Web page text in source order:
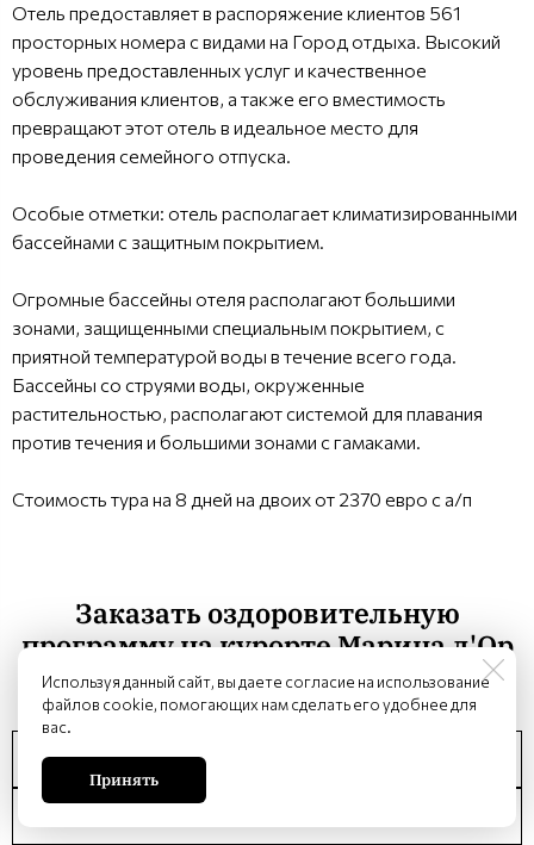
Отель предоставляет в распоряжение клиентов 561
просторных номера с видами на Город отдыха. Высокий
уровень предоставленных услуг и качественное
обслуживания клиентов, а также его вместимость
превращают этот отель в идеальное место для
проведения семейного отпуска.
Особые отметки: отель располагает климатизированными
бассейнами с защитным покрытием.
Огромные бассейны отеля располагают большими
зонами, защищенными специальным покрытием, с
приятной температурой воды в течение всего года.
Бассейны со струями воды, окруженные
растительностью, располагают системой для плавания
против течения и большими зонами с гамаками.
Стоимость тура на 8 дней на двоих от 2370 евро с а/п
Заказать оздоровительную
программу на курорте Марина д'Ор
в Испании - Hotel Gran Duque 4****
Используя данный сайт, вы даете согласие на использование
файлов cookie, помогающих нам сделать его удобнее для
вас.
Принять